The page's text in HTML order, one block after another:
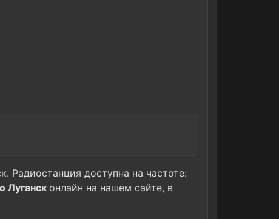
Радиостанция доступна на частоте:
Луганск онлайн на нашем сайте, в